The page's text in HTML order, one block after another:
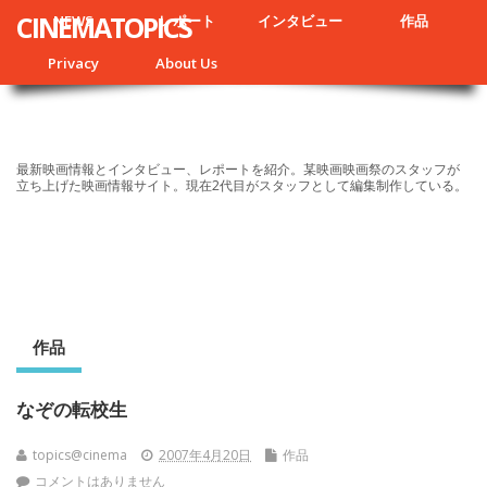
NEWS レポート インタビュー 作品
Privacy About Us
CINEMATOPICS
最新映画情報とインタビュー、レポートを紹介。某映画映画祭のスタッフが
立ち上げた映画情報サイト。現在2代目がスタッフとして編集制作している。
作品
なぞの転校生
topics@cinema 2007年4月20日
作品
コメントはありません